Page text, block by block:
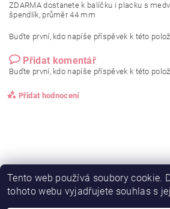
ZDARMA dostanete k balíčku i placku s
špendlík, průměr 44 mm
Buďte první, kdo napíše příspěvek k této
Přidat komentář
Buďte první, kdo napíše příspěvek k této
Přidat hodnocení
Tento web používá soubory cookie.
tohoto webu vyjadřujete souhlas s